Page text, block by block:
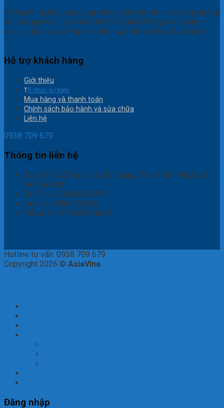
Chúng tôi tự hào ứng dụng công nghệ hiện đại và không ngừng
cải tiến quy trình vận hành để mang đến những sản phẩm –
dịch vụ tối ưu, phù hợp với từng quy mô và nhu cầu tổ chức.
Hỗ trợ khách hàng
Giới thiệu
Tổ chức sự kiện
Mua hàng và thanh toán
Chính sách bảo hành và sửa chữa
Liên hệ
0938 709 679
Thông tin liên hệ
Trụ Sở: 1422 Độc Lập, Kp. Song Vĩnh, P. Tân Phước, Tp.
Hồ Chí Minh
Tel/Fax: 0254.3893.879
Hotline: 0938.709.679
Mã số thuế: 3502254099
Hotline tư vấn: 0938 709 679
Copyright 2026 © AsiaVIna
Đăng nhập